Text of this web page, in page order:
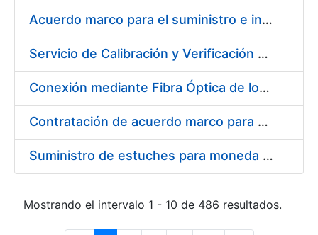
Acuerdo marco para el suministro e instalación de persianas, estores y otros complementos
Servicio de Calibración y Verificación Externa de los Equipos de Medición del Servicio de Prevención de la FNMT-RCM
Conexión mediante Fibra Óptica de los Centros de Proceso de Datos (CPDs) de las sedes de la FNMT-RCM de Burgos y Madrid
Contratación de acuerdo marco para el Suministro de Material de Electricidad para la Fábrica Nacional de Moneda y Timbre-Real Casa de la Moneda en su centro de trabajo de Burgos
Suministro de estuches para moneda de 30 €
Mostrando el intervalo 1 - 10 de 486 resultados.